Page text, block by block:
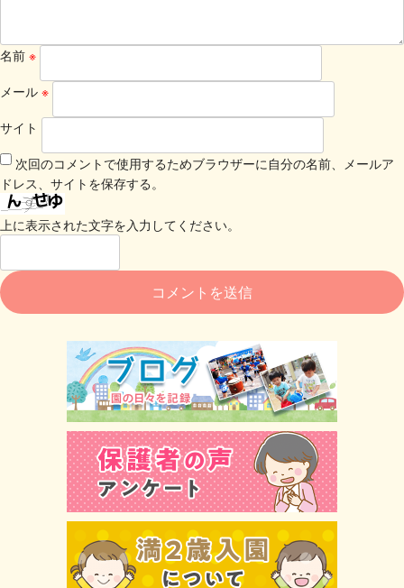
名前 ※
メール ※
サイト
次回のコメントで使用するためブラウザーに自分の名前、メールア
ドレス、サイトを保存する。
上に表示された文字を入力してください。